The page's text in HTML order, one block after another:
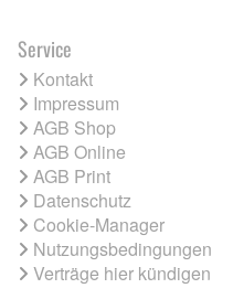
Service
Kontakt
Impressum
AGB Shop
AGB Online
AGB Print
Datenschutz
Cookie-Manager
Nutzungsbedingungen
Verträge hier kündigen